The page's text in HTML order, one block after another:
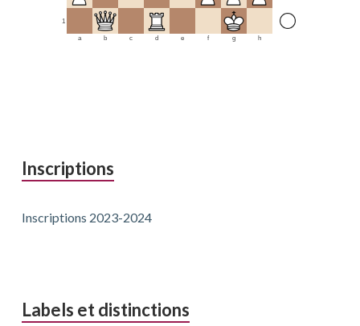
1
a b c d e f g h
Inscriptions
Inscriptions 2023-2024
Labels et distinctions